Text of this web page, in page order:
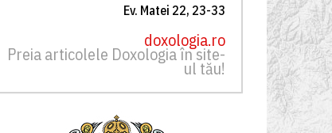
Ev. Matei 22, 23-33
doxologia.ro
Preia articolele Doxologia în site-
ul tău!